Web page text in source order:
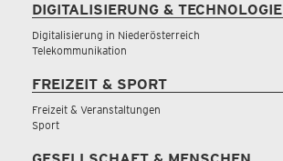
DIGITALISIERUNG & TECHNOLOGIE
Digitalisierung in Niederösterreich
Telekommunikation
FREIZEIT & SPORT
Freizeit & Veranstaltungen
Sport